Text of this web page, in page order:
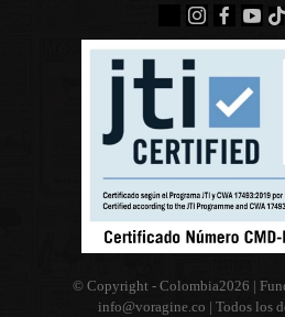
© Copyright - Colombia2026 |
info@voragine.co | Todos los